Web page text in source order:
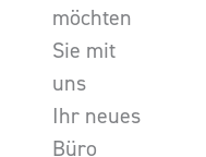
möchten
Sie mit
uns
Ihr neues
Büro